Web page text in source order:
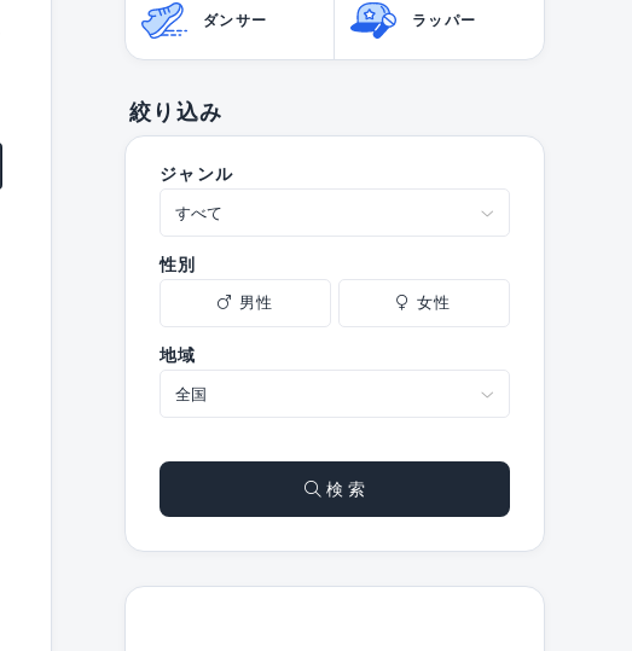
ダンサー ラッパー
絞り込み
ジャンル
性別
男性 女性
地域
検 索